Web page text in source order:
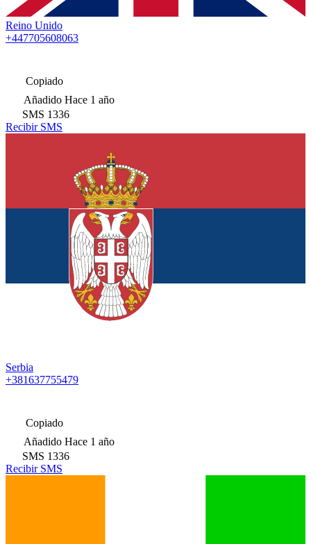
Reino Unido
+447705608063
Copiado
Añadido Hace 1 año
SMS 1336
Recibir SMS
Serbia
+381637755479
Copiado
Añadido Hace 1 año
SMS 1336
Recibir SMS